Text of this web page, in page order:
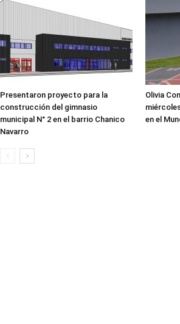
Presentaron proyecto para la
construcción del gimnasio
municipal N° 2 en el barrio Chanico
Navarro
Olivia
en el